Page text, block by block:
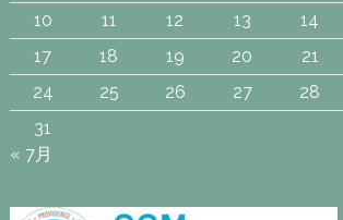
10
11 12 13 14
17
18 19 20 21
24
25 26 27 28
31
« 7月